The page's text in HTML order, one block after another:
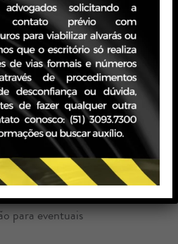
ao Ministério Público
dado o maior acesso
têm aos meios de
provavelmente a quantidade
aumentar; tanto pelo
estão se popularizando,
mesmo tempo, grandes
quanto pelo fato de
Público identificar o
para eventuais